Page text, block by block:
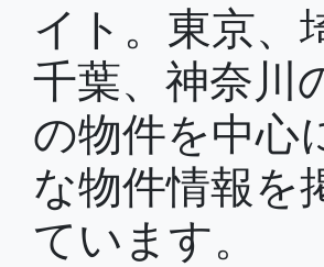
イト。東京、
千葉、神奈川
の物件を中心
な物件情報を
ています。